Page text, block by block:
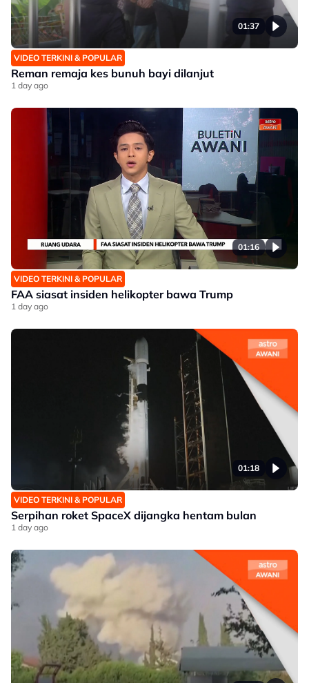
01:37
VIDEO TERKINI & POPULAR
Reman remaja kes bunuh bayi dilanjut
1 day ago
01:16
VIDEO TERKINI & POPULAR
FAA siasat insiden helikopter bawa Trump
1 day ago
01:18
VIDEO TERKINI & POPULAR
Serpihan roket SpaceX dijangka hentam bulan
1 day ago